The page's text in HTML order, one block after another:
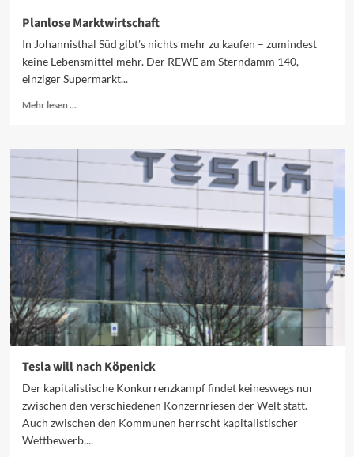
Planlose Marktwirtschaft
In Johannisthal Süd gibt’s nichts mehr zu kaufen – zumindest
keine Lebens­mittel mehr. Der REWE am Sterndamm 140,
einziger Supermarkt...
Mehr lesen ...
Planlose
Marktwirtschaft
Tesla will nach Köpenick
Der kapitalistische Konkurrenzkampf findet keineswegs nur
zwischen den verschiedenen Konzernriesen der Welt statt.
Auch zwischen den Kommunen herrscht kapitalistischer
Wettbewerb,...